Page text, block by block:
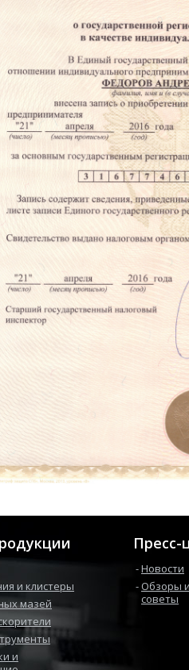
и клистеры
мазей
и
Пресс-
Новости
Обзоры и
советы